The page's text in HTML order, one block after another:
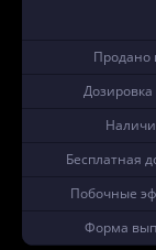
Продано
Дозировка
Бесплатная
Побочные
Форма